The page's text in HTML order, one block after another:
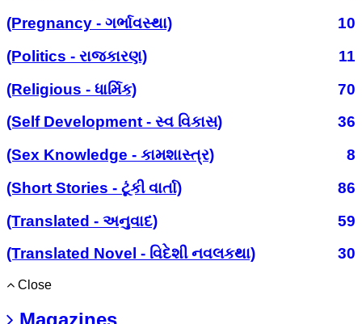
(Pregnancy - ગર્ભાવસ્થા)
10
(Politics - રાજકારણ)
11
(Religious - ધાર્મિક)
70
(Self Development - સ્વ વિકાસ)
36
(Sex Knowledge - કામશાસ્ત્ર)
8
(Short Stories - ટૂંકી વાર્તા)
86
(Translated - અનુવાદ)
59
(Translated Novel - વિદેશી નવલકથા)
30
Close
Magazines